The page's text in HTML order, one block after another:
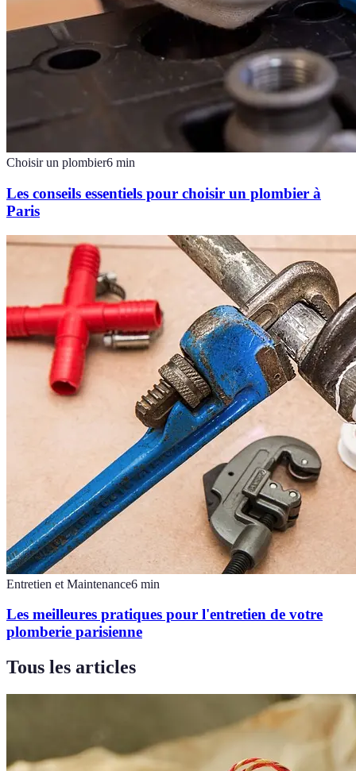
Choisir un plombier6 min
Les conseils essentiels pour choisir un plombier à
Paris
Entretien et Maintenance6 min
Les meilleures pratiques pour l'entretien de votre
plomberie parisienne
Tous les articles